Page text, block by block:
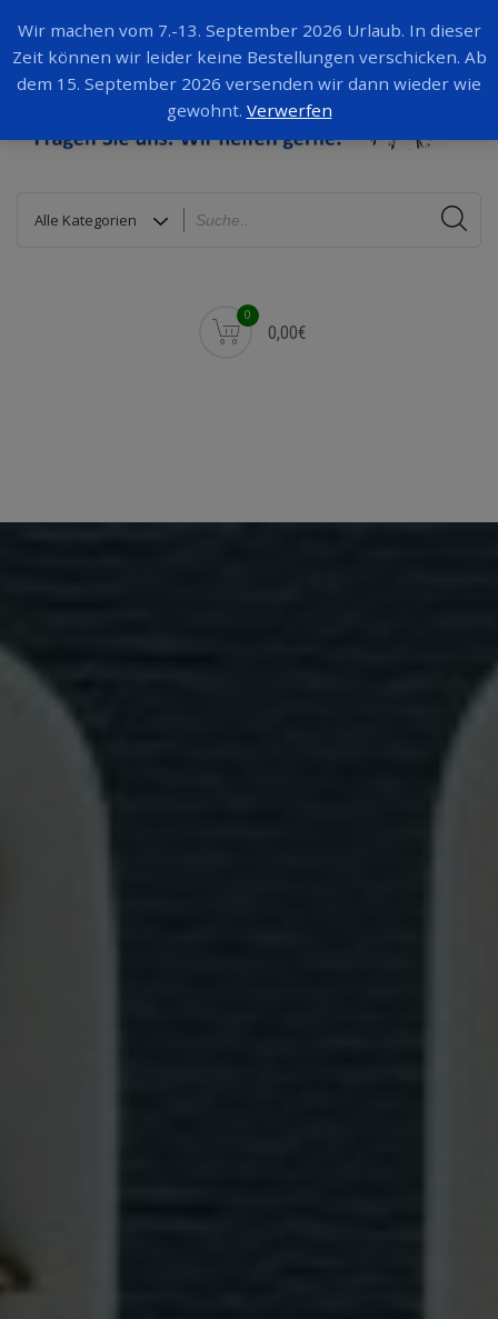
0
0,00€
Wir machen vom 7.-13. September 2026 Urlaub. In dieser
Zeit können wir leider keine Bestellungen verschicken. Ab
dem 15. September 2026 versenden wir dann wieder wie
gewohnt. Verwerfen